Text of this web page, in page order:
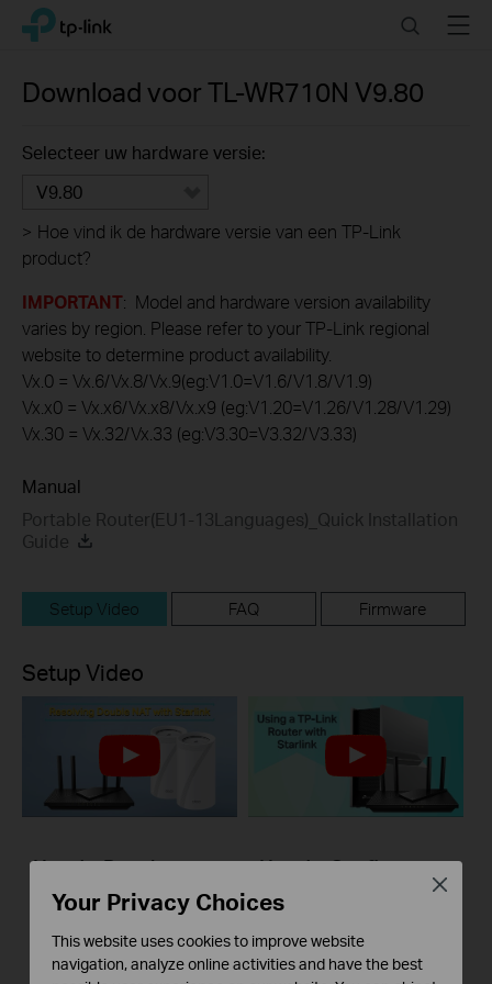
Click
navigation
TP-Link, Reliably Smart SearchMenu
Download voorTL-WR710N V9.80
Selecteer uw hardware versie:
V9.80
> Hoe vind ik de hardware versie van een TP-Link
product?
IMPORTANT: Model and hardware version availability
varies by region. Please refer to your TP-Link regional
website to determine product availability.
Vx.0 = Vx.6/Vx.8/Vx.9(eg:V1.0=V1.6/V1.8/V1.9)
Vx.x0 = Vx.x6/Vx.x8/Vx.x9 (eg:V1.20=V1.26/V1.28/V1.29)
Vx.30 = Vx.32/Vx.33 (eg:V3.30=V3.32/V3.33)
Manual
Portable Router(EU1-13Languages)_Quick Installation
Guide
Setup Video FAQ Firmware
Setup Video
How to Resolve
Double NAT using
Starlink
How to Configure a
TP-Link Router with
Starlink
Your Privacy Choices
This website uses cookies to improve website
navigation, analyze online activities and have the best
Close